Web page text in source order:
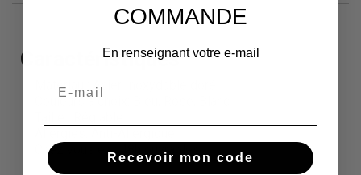
Caractéristiques
Matériau : Acier Inoxydable doré
Couleurs à choix: Bleu, Rose, Blanc
Chez vous en : 48h ouvrables !
COMMANDE
En renseignant votre e-mail
Recevoir mon code